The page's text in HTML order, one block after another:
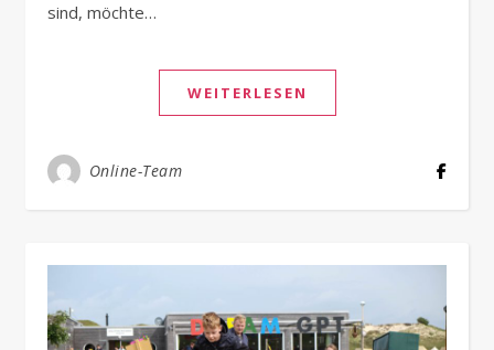
sind, möchte…
WEITERLESEN
Online-Team